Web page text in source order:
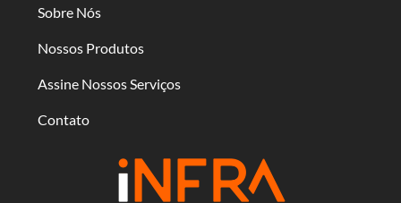
Sobre Nós
Nossos Produtos
Assine Nossos Serviços
Contato